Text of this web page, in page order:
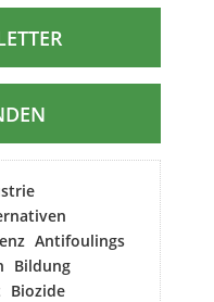
Antifoulings
Bildung
Biozide